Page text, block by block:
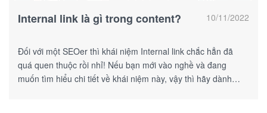
10/11/2022
Internal link là gì trong content?
Đối với một SEOer thì khái niệm Internal link chắc hẳn đã
quá quen thuộc rồi nhỉ! Nếu bạn mới vào nghề và đang
muốn tìm hiểu chi tiết về khái niệm này, vậy thì hãy dành